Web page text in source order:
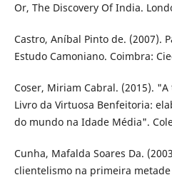
Or, The Discovery Of India.
Castro, Aníbal Pinto de. (2007).
Estudo Camoniano. Coimbra:
Coser, Miriam Cabral. (2015).
Livro da Virtuosa Benfeitoria:
do mundo na Idade Média".
Cunha, Mafalda Soares Da.
clientelismo na primeira metade